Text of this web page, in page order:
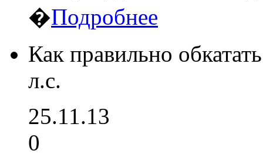
�Подробнее
Как правильно
л.с.
25.11.13
0